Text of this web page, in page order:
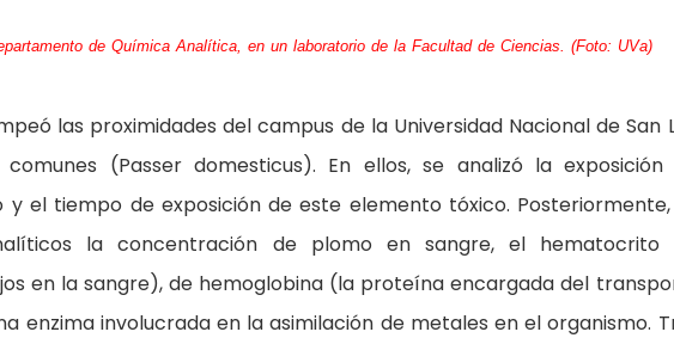
de Química Analítica, en un laboratorio de la Facultad de Ciencias. (Foto: UVa)
las proximidades del campus de la Universidad Nacional de San
(Passer domesticus). En ellos, se analizó la exposición
y el tiempo de exposición de este elemento tóxico.
la concentración de plomo en sangre, el hematocrito
en la sangre), de hemoglobina (la proteína encargada del
enzima involucrada en la asimilación de metales en el organismo.